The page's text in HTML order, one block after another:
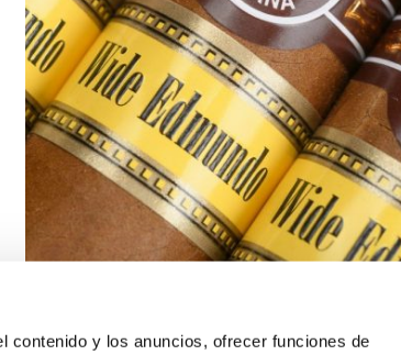
contenido y los anuncios, ofrecer funciones de